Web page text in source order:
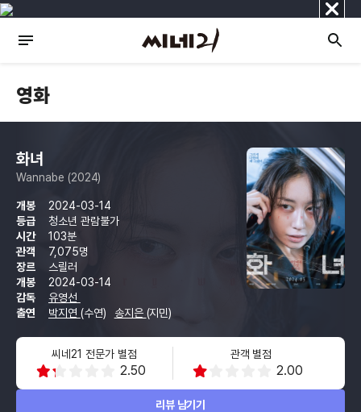
닫
기
영화
화녀
Wannabe (2024)
개봉
2024-03-14
등급
청소년 관람불가
시간
103분
관객
7,075명
장르
스릴러
개봉
2024-03-14
감독
유영선
출연
박지연 (수연) 송지은 (지민)
씨네21 전문가 별점
2.50
관객 별점
2.00
리뷰 남기기